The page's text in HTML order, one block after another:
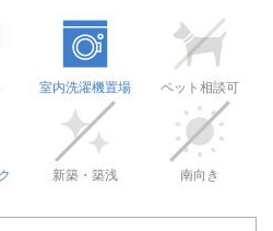
室内洗濯機置場 ペット相談可
新築・築浅 南向き